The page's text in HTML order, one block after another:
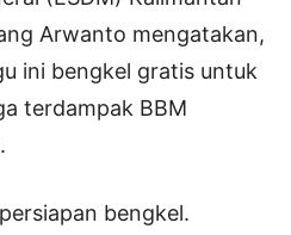
Arwanto mengatakan,
ini bengkel gratis untuk
terdampak BBM
bengkel.